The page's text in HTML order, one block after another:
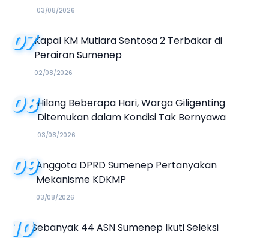
03/08/2026
07Kapal KM Mutiara Sentosa 2 Terbakar di
Perairan Sumenep
02/08/2026
08Hilang Beberapa Hari, Warga Giligenting
Ditemukan dalam Kondisi Tak Bernyawa
03/08/2026
09Anggota DPRD Sumenep Pertanyakan
Mekanisme KDKMP
03/08/2026
10Sebanyak 44 ASN Sumenep Ikuti Seleksi